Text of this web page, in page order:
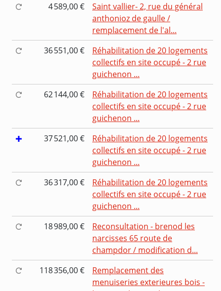
4 589,00 €
Saint vallier- 2, rue du général
anthonioz de gaulle /
remplacement de l'al...
36 551,00 €
Réhabilitation de 20 logements
collectifs en site occupé - 2 rue
guichenon ...
62 144,00 €
Réhabilitation de 20 logements
collectifs en site occupé - 2 rue
guichenon ...
37 521,00 €
Réhabilitation de 20 logements
collectifs en site occupé - 2 rue
guichenon ...
36 317,00 €
Réhabilitation de 20 logements
collectifs en site occupé - 2 rue
guichenon ...
18 989,00 €
Reconsultation - brenod les
narcisses 65 route de
champdor / modification d...
118 356,00 €
Remplacement des
menuiseries exterieures bois -